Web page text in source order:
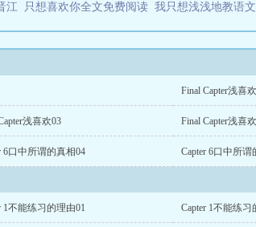
江
只想喜欢你全文免费阅读 我只想浅浅地教语
Final Capter浅喜
浅喜欢03 Final Capter浅喜
6口中所谓的真相04 Capter 6口中所谓
1不能练习的理由01 Capter 1不能练习